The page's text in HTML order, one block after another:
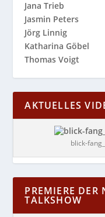
Jana Trieb
Jasmin Peters
Jörg Linnig
Katharina Göbel
Thomas Voigt
AKTUELLES
blick-
PREMIERE DER
TALKSHOW